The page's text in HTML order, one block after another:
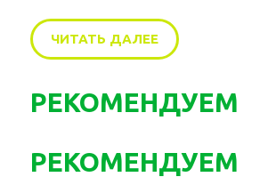
ЧИТАТЬ ДАЛЕЕ
РЕКОМЕНДУЕМ
РЕКОМЕНДУЕМ